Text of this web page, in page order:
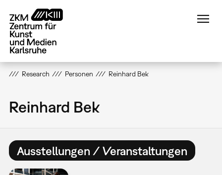
zum
Inhalt
Research Personen Reinhard Bek
Reinhard Bek
Ausstellungen / Veranstaltungen